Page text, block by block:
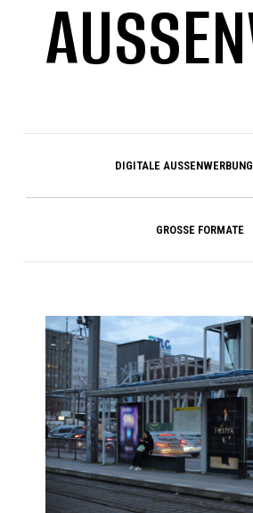
DIGITALE AUSSENWERBUNG
GROSSE FORMATE